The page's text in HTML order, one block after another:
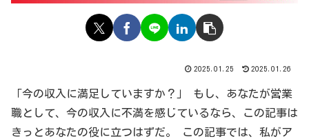
2025.01.25 2025.01.26
「今の収入に満足していますか？」 もし、あなたが営業
職として、今の収入に不満を感じているなら、この記事は
きっとあなたの役に立つはずだ。 この記事では、私がア